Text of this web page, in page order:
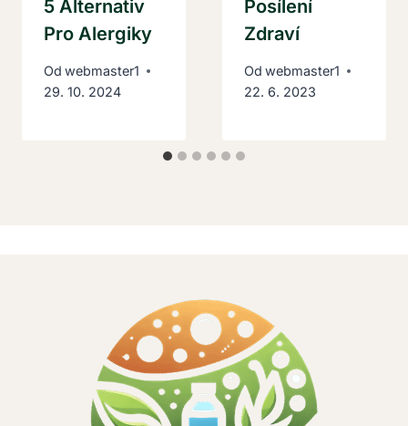
5 Alternativ
Pro Alergiky
Od webmaster1
29. 10. 2024
Posílení
Zdraví
Od webmaster1
22. 6. 2023